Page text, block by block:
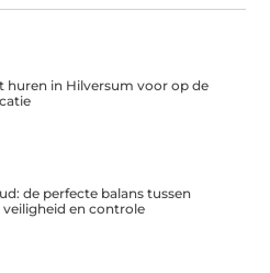
huren in Hilversum voor op de
de perfecte balans tussen
en controle